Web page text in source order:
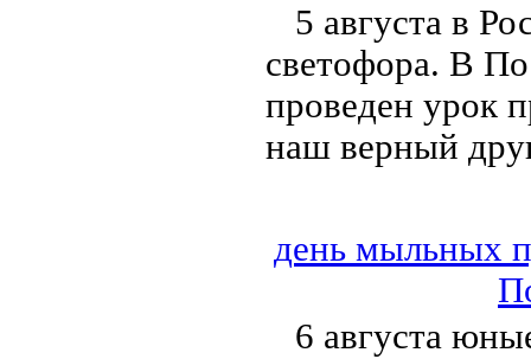
5 августа в
светофора. В
проведен урок
наш верный
день мыльных
6 августа